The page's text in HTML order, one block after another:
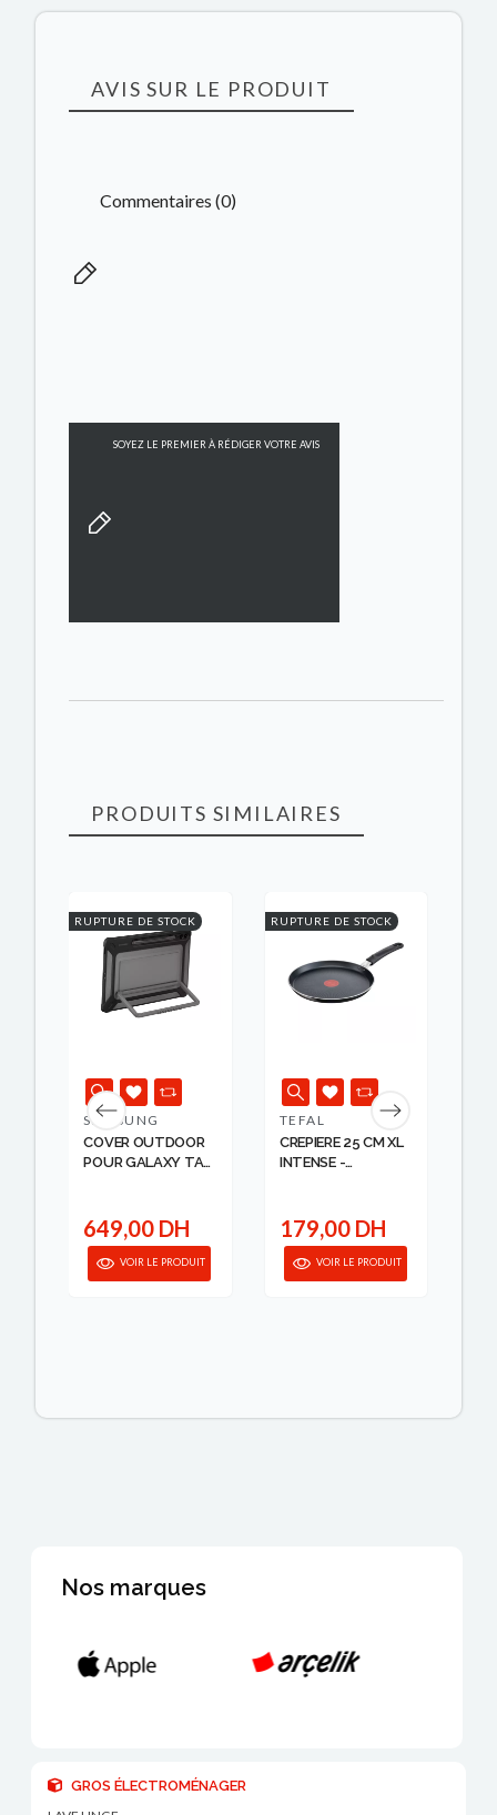
AVIS SUR LE PRODUIT
Commentaires (0)
SOYEZ LE PREMIER À RÉDIGER VOTRE AVIS
PRODUITS SIMILAIRES
RUPTURE DE STOCK
SAMSUNG
COVER OUTDOOR
POUR GALAXY TAB
649,00 DH
VOIR LE PRODUIT
RUPTURE DE STOCK
TEFAL
CREPIERE 25 CM XL
INTENSE -
179,00 DH
VOIR LE PRODUIT
Nos marques
GROS ÉLECTROMÉNAGER